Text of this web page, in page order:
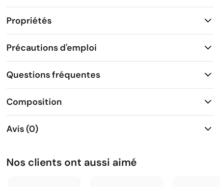
Propriétés
Précautions d'emploi
Questions fréquentes
Composition
Avis (0)
Nos clients ont aussi aimé